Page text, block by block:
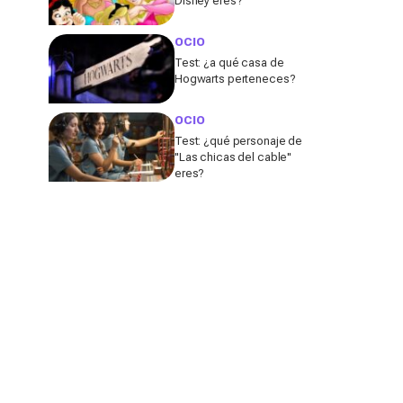
OCIO
Test: ¿a qué casa de
Hogwarts perteneces?
OCIO
Test: ¿qué personaje de
"Las chicas del cable"
eres?